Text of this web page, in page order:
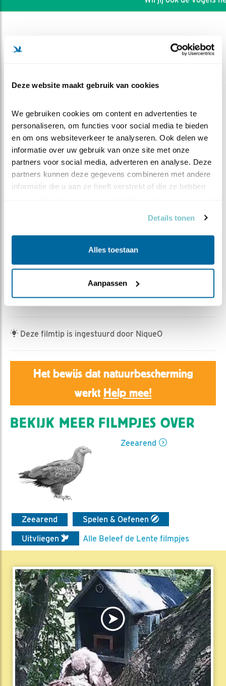
Deze website maakt gebruik van cookies
We gebruiken cookies om content en advertenties te
personaliseren, om functies voor social media te bieden
en om ons websiteverkeer te analyseren. Ook delen we
informatie over uw gebruik van onze site met onze
partners voor social media, adverteren en analyse. Deze
partners kunnen deze gegevens combineren met andere
informatie die u aan ze heeft verstrekt of die ze hebben
Details tonen
Alles toestaan
Aanpassen
DEEL DIT FILMPJE
ik leuk
weg te zweven?
kijken we iedere dag of hun gedrag
daar al op wijst. Aanwijzingen genoeg de laatste dagen.
Deze filmtip is ingestuurd door NiqueO
Het bewijs dat natuurbescherming
werkt Help mee!
BEKIJK MEER FILMPJES OVER
Zeearend
Zeearend
Spelen & Oefenen
Uitvliegen
Alle Beleef de Lente filmpjes